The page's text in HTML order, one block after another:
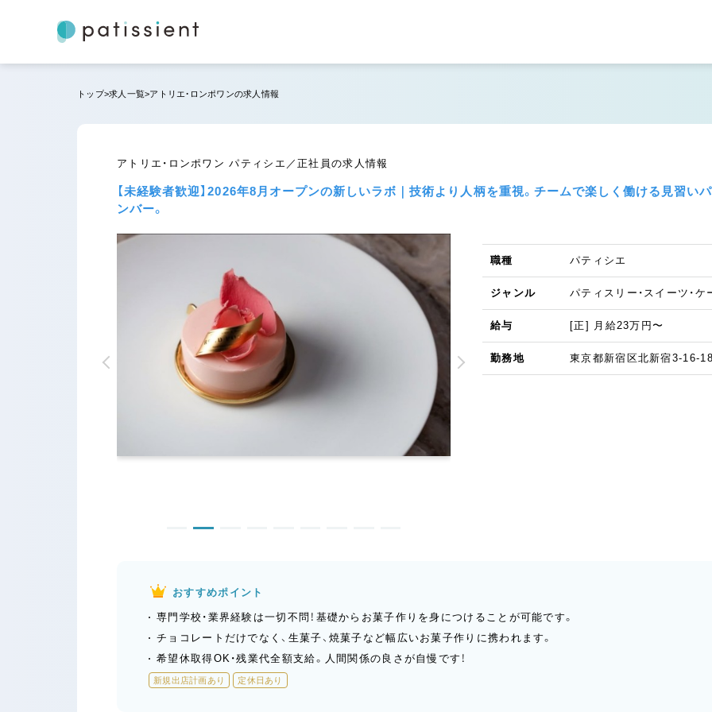
トップ 求人一覧 アトリエ・ロンポワンの求人情報
アトリエ・ロンポワン パティシエ／正社員の求人情報
【未経験者歓迎】2026年8月オープンの新しいラボ｜技術より人柄を重視。チームで楽しく働ける見習い
ンバー。
職種 パティシエ
ジャンル パティスリー・スイーツ・
給与 [正] 月給23万円〜
勤務地 東京都新宿区北新宿3-16-
おすすめポイント
専門学校・業界経験は一切不問！基礎からお菓子作りを身につけることが可能です。
チョコレートだけでなく、生菓子、焼菓子など幅広いお菓子作りに携われます。
希望休取得OK・残業代全額支給。人間関係の良さが自慢です！
新規出店計画あり 定休日あり